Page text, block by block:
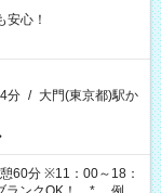
心！
分 / 大門(東京都)駅か
60分 ※11：00～18：